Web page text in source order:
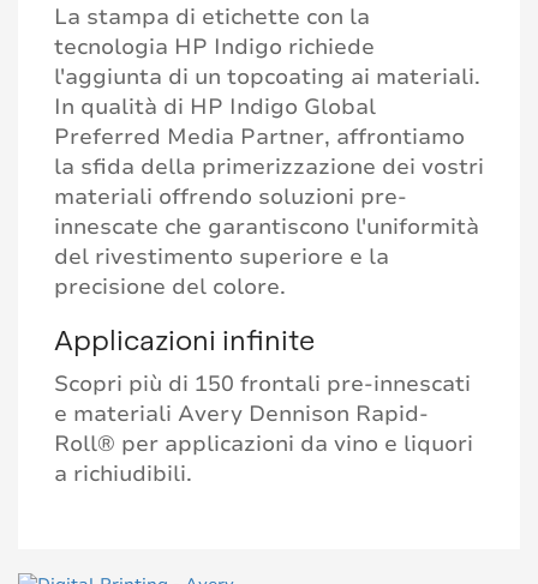
La stampa di etichette con la
tecnologia HP Indigo richiede
l'aggiunta di un topcoating ai materiali.
In qualità di HP Indigo Global
Preferred Media Partner, affrontiamo
la sfida della primerizzazione dei vostri
materiali offrendo soluzioni pre-
innescate che garantiscono l'uniformità
del rivestimento superiore e la
precisione del colore.
Applicazioni infinite
Scopri più di 150 frontali pre-innescati
e materiali Avery Dennison Rapid-
Roll® per applicazioni da vino e liquori
a richiudibili.